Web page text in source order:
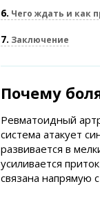
6 Чего ждать и как
7 Заключение
Почему
Ревматоидный
система атакует
развивается в
усиливается
связана напрямую